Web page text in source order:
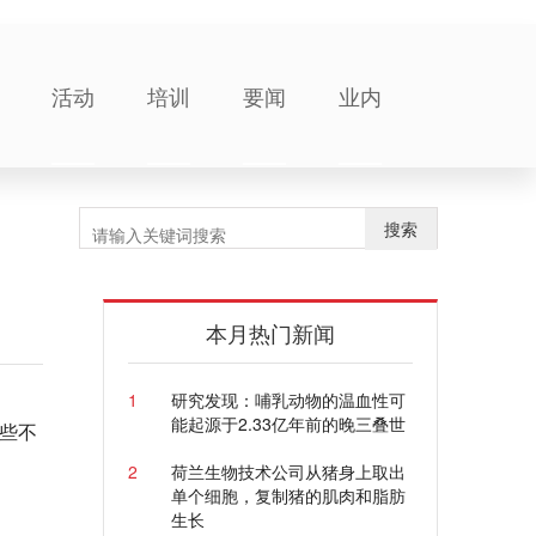
活动 培训 要闻 业内
不
搜索
本月热门新闻
1
研究发现：哺乳动物的温血性可
能起源于2.33亿年前的晚三叠世
2
荷兰生物技术公司从猪身上取出
单个细胞，复制猪的肌肉和脂肪
生长